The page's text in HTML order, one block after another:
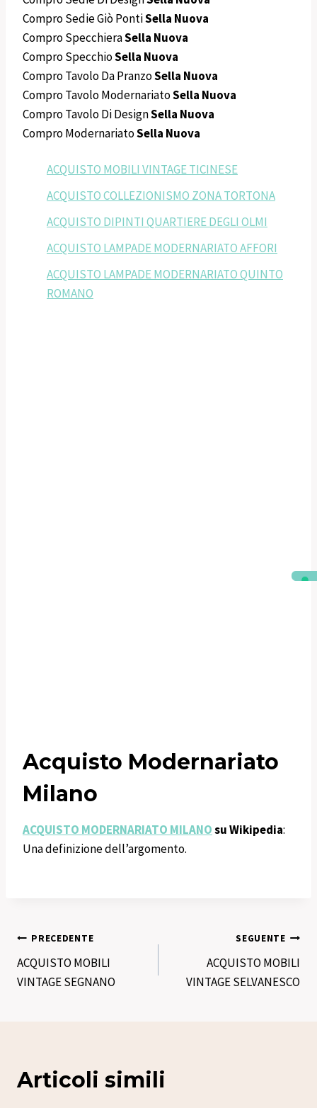
Compro Sedie Giò PontiSella Nuova
Compro SpecchieraSella Nuova
Compro SpecchioSella Nuova
Compro Tavolo Da PranzoSella Nuova
Compro Tavolo ModernariatoSella Nuova
Compro Tavolo Di DesignSella Nuova
Compro ModernariatoSella Nuova
ACQUISTO MOBILI VINTAGE TICINESE
ACQUISTO COLLEZIONISMO ZONA TORTONA
ACQUISTO DIPINTI QUARTIERE DEGLI OLMI
ACQUISTO LAMPADE MODERNARIATO AFFORI
ACQUISTO LAMPADE MODERNARIATO QUINTO
ROMANO
Acquisto Modernariato
Milano
ACQUISTO MODERNARIATO MILANOsu Wikipedia:
Una definizione dell’argomento.
Navigazione
articoli
PRECEDENTE
ACQUISTO MOBILI
VINTAGE SEGNANO
SEGUENTE
ACQUISTO MOBILI
VINTAGE SELVANESCO
Articoli simili